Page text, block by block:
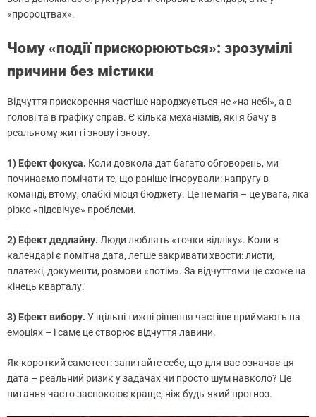
«пророцтвах».
Чому «події прискорюються»: зрозумілі
причини без містики
Відчуття прискорення частіше народжується не «на небі», а в
голові та в графіку справ. Є кілька механізмів, які я бачу в
реальному житті знову і знову.
1) Ефект фокуса. Коли довкола дат багато обговорень, ми
починаємо помічати те, що раніше ігнорували: напругу в
команді, втому, слабкі місця бюджету. Це не магія – це увага, яка
різко «підсвічує» проблеми.
2) Ефект дедлайну. Люди люблять «точки відліку». Коли в
календарі є помітна дата, легше закривати хвости: листи,
платежі, документи, розмови «потім». За відчуттями це схоже на
кінець кварталу.
3) Ефект вибору. У щільні тижні рішення частіше приймають на
емоціях – і саме це створює відчуття лавини.
Як короткий самотест: запитайте себе, що для вас означає ця
дата – реальний ризик у задачах чи просто шум навколо? Це
питання часто заспокоює краще, ніж будь-який прогноз.